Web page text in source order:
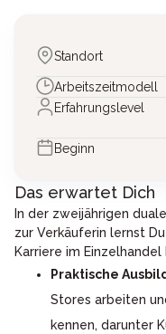
Standort
Arbeitszeitmodell
Erfahrungslevel
Beginn
Das erwartet Dich
In der zweijährigen
zur Verkäuferin lernst
Karriere im
Praktische
Stores arbeiten
kennen, darunter